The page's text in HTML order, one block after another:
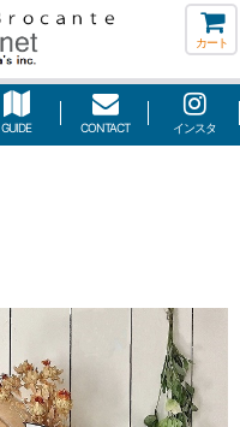
カート
GUIDE CONTACT インスタ